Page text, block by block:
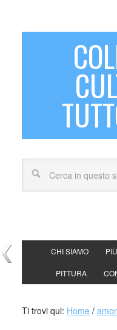
CHI SIAMO
PITTURA
Ti trovi qui: Home /